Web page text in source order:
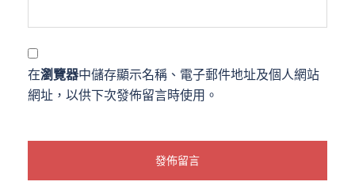
在瀏覽器中儲存顯示名稱、電子郵件地址及個人網站
網址，以供下次發佈留言時使用。